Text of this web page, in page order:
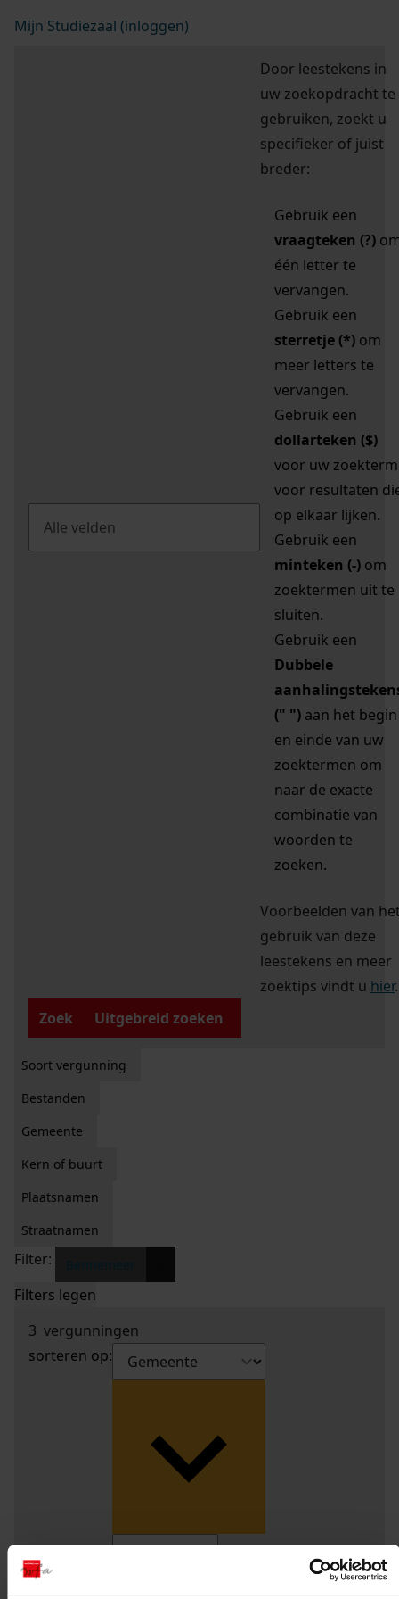
Mijn Studiezaal (inloggen)
Door leestekens in
uw zoekopdracht te
gebruiken, zoekt u
specifieker of juist
breder:
Gebruik een
vraagteken (?)
één letter te
vervangen.
Gebruik een
sterretje (*) om
meer letters te
vervangen.
Gebruik een
dollarteken ($)
voor uw zoekterm
voor resultaten
op elkaar lijken.
Gebruik een
minteken (-) om
zoektermen uit te
sluiten.
Gebruik een
Dubbele
(" ") aan het begin
en einde van uw
zoektermen om
naar de exacte
combinatie van
woorden te
zoeken.
Voorbeelden van
gebruik van deze
leestekens en meer
zoektips vindt u hier.
Zoek
Uitgebreid zoeken
Soort vergunning
Bestanden
Gemeente
Kern of buurt
Plaatsnamen
Straatnamen
Filter:
Filters legen
3 vergunningen
sorteren op: